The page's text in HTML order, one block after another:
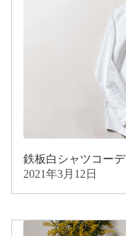
鉄板白シャツコーデ
2021年3月12日